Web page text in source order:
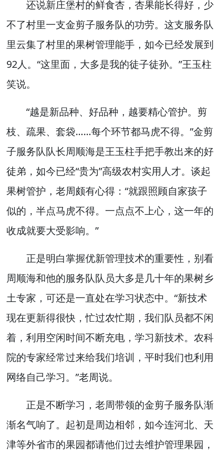
还说新庄堡村的鲜食杏，杏果能长得好，少
不了村里一支金剪子服务队的功劳。这支服务队
里云集了村里的果树管理能手，如今已经发展到
92人。“这里面，大多是我的徒子徒孙。”王玉柱
笑说。
“越是新品种、好品种，越要精心管护。剪
枝、疏果、套袋……每个环节都马虎不得。”金剪
子服务队队长周顺海是王玉柱手把手教出来的好
徒弟，如今已经“贵为”高级农村实用人才。谈起
果树管护，老周颇有心得：“就跟照顾自家孩子
似的，半点马虎不得。一点点不上心，这一年的
收成就要大受影响。”
正是明白掌握优新管理技术的重要性，别看
周顺海和他的服务队队员大多是几十年的果树乡
土专家，可还是一直处在学习状态中。“新技术
现在更新得很快，忙过农忙期，我们队员都不闲
着，利用空闲时间不断充电，学习新技术。农科
院的专家经常过来给我们培训，平时我们也利用
网络自己学习。”老周说。
正是不断学习，老周带领的金剪子服务队渐
渐名气响了。起初是周边相邻，如今连河北、天
津等外省市的果园都请他们过去维护管理果园，